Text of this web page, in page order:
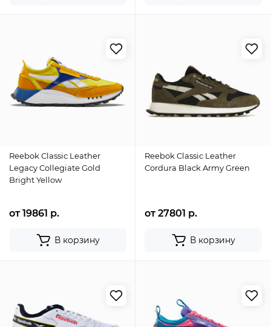
Reebok Classic Leather
Legacy Collegiate Gold
Bright Yellow
от 19861 р.
В корзину
Reebok Classic Leather
Cordura Black Army Green
от 27801 р.
В корзину